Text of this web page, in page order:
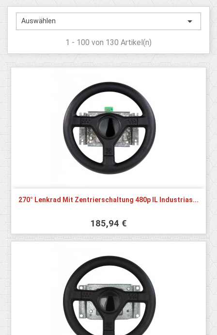
Auswählen 
1 - 100 von 130 Artikel(n)
270° Lenkrad Mit Zentrierschaltung 480p IL Industrias...
185,94 €